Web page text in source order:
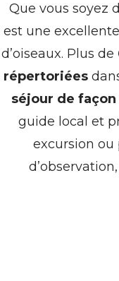
Que vous soyez
est une
d’oiseaux. Plus de
répertoriées
séjour de
guide local et
excursion